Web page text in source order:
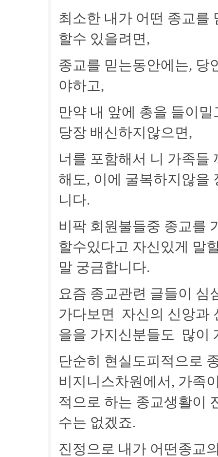
최소한 내가 어떤 종교를
할수 있을려면,
종교를 믿는동안에는, 당
야하고,
만약 내 앞에 총을 들이
당장 배신하지않으면,
너를 포함해서 니 가족들
해도, 이에 굴복하지않을
니다.
비팍 회원불들중 종교를
할수있다고 자신있게 말
말 궁금합니다.
요즘 종교관련 글들이 심
가다보면 자신의 신앙과
을을 가지신분들도 많이
단순히 현실도피적으로
비지니스차원에서, 가족
적으로 하는 종교생활이
수는 없겠죠.
진정으로 내가 어떤종교